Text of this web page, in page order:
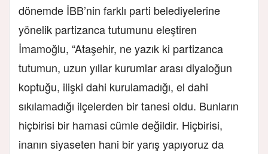
dönemde İBB’nin farklı parti belediyelerine
yönelik partizanca tutumunu eleştiren
İmamoğlu, “Ataşehir, ne yazık ki partizanca
tutumun, uzun yıllar kurumlar arası diyaloğun
koptuğu, ilişki dahi kurulamadığı, el dahi
sıkılamadığı ilçelerden bir tanesi oldu. Bunların
hiçbirisi bir hamasi cümle değildir. Hiçbirisi,
inanın siyaseten hani bir yarış yapıyoruz da